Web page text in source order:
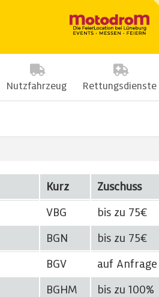
Nutzfahrzeug Rettungsdienste
Kurz Zuschuss
VBG bis zu 75€
BGN bis zu 75€
BGV auf
BGHM bis zu 100%